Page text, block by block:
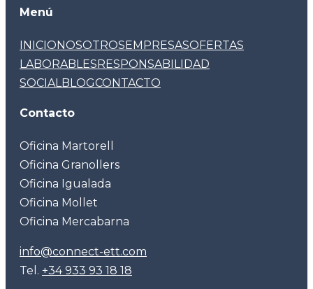
Menú
INICIONOSOTROSEMPRESASOFERTAS
LABORABLESRESPONSABILIDAD
SOCIALBLOGCONTACTO
Contacto
Oficina Martorell
Oficina Granollers
Oficina Igualada
Oficina Mollet
Oficina Mercabarna
info@connect-ett.com
Tel. +34 933 93 18 18